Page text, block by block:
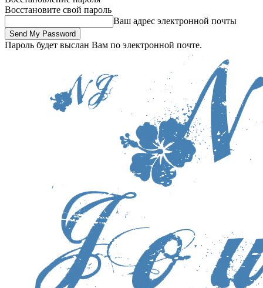
Восстановите свой пароль
Ваш адрес электронной почты
Пароль будет выслан Вам по электронной почте.